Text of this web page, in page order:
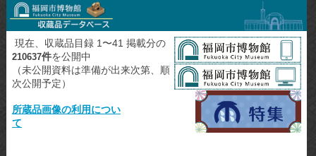
現在、収蔵品目録 1〜41 掲載分の
210637件を公開中
（未公開資料は準備が出来次第、順
次公開予定）
所蔵品画像の利用につい
て